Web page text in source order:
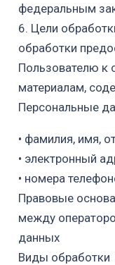
федеральным
6. Цели
обработки
Пользователю к
материалам,
Персональные
• фамилия, имя,
• электронный
• номера
Правовые
между
данных
Виды обработки